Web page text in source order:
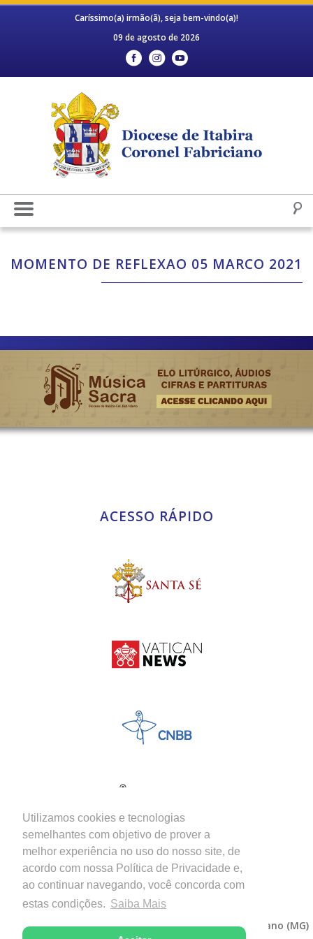
Utilizamos cookies e tecnologias
semelhantes com objetivo de prover a
melhor experiência no uso do nosso site, de
acordo com nossa Política de Privacidade e,
ao continuar navegando, você concorda com
estas condições. Saiba Mais
Caríssimo(a) irmão(ã), seja bem-vindo(a)!
09 de agosto de 2026
MOMENTO DE REFLEXAO 05 MARCO 2021
ACESSO RÁPIDO
Copyright © 2026 - Diocese de Itabira-Coronel Fabriciano (MG)